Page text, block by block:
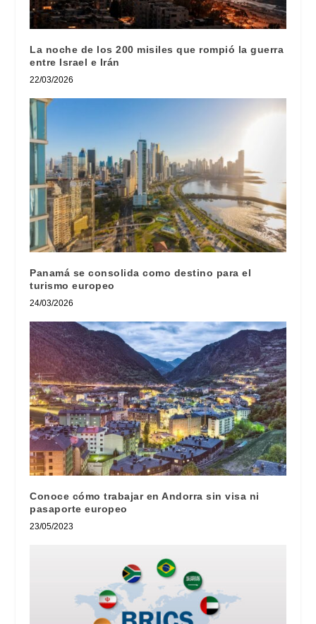
La noche de los 200 misiles que rompió la guerra
entre Israel e Irán
22/03/2026
Panamá se consolida como destino para el
turismo europeo
24/03/2026
Conoce cómo trabajar en Andorra sin visa ni
pasaporte europeo
23/05/2023